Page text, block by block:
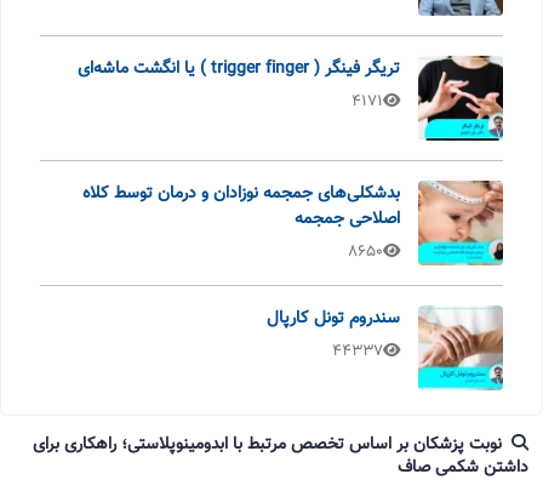
تریگر فینگر ( trigger finger ) یا انگشت ماشه‌ای
4171
بدشکلی‌های جمجمه نوزادان و درمان توسط کلاه
اصلاحی جمجمه
8650
سندروم تونل کارپال
44337
نوبت پزشکان بر اساس تخصص مرتبط با ابدومینوپلاستی؛ راهکاری برای
داشتن شکمی صاف